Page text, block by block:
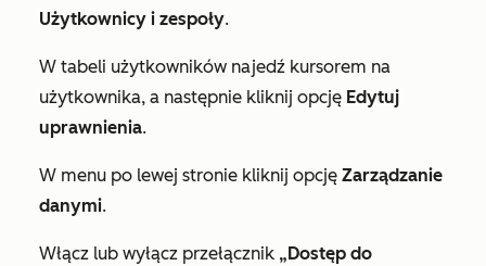
Użytkownicy i zespoły.
W tabeli użytkowników najedź kursorem na
użytkownika, a następnie kliknij opcję Edytuj
uprawnienia.
W menu po lewej stronie kliknij opcję Zarządzanie
danymi.
Włącz lub wyłącz przełącznik „Dostęp do